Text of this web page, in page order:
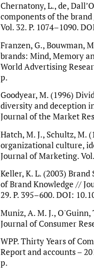
Chernatony, L., de,
components of the
Vol. 32. P. 1074–1090.
Franzen, G., Bouwman,
brands: Mind, Memory
World Advertising
p.
Goodyear, M. (1996)
diversity and deception
Journal of the Market
Hatch, M. J., Schultz, M.
organizational culture,
Journal of Marketing.
Keller, K. L. (2003)
of Brand Knowledge //
29. P. 395–600. DOI:
Muniz, A. M. J.,
Journal of Consumer
WPP. Thirty Years of
Report and accounts –
p.